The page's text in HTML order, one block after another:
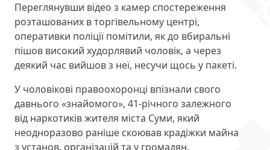
Переглянувши відео з камер спостереження
розташованих в торгівельному центрі,
оперативки поліції помітили, як до вбиральні
пішов високий худорлявий чоловік, а через
деякий час вийшов з неї, несучи щось у пакеті.
У чоловікові правоохоронці впізнали свого
давнього «знайомого», 41-річного залежного
від наркотиків жителя міста Суми, який
неодноразово раніше скоював крадіжки майна
з установ, організацій та у громадян.